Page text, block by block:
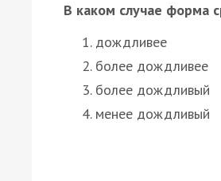
В каком случае форма
дождливее
более дождливее
более дождливый
менее дождливый